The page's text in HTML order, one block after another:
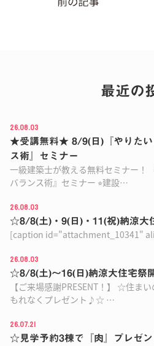
最近の
26.08.03
★受講無料★ 8/9(日)『やりたい
ス術』セミナー
一級建築士が教える無料セミナー！
バランス術』セミナー ⭐︎建設…
26.08.03
☆8/8(土)・9(日)・11(祝)納涼大
[caption id="attachment_10341"
26.08.03
☆8/8(土)〜16(日)納涼大住宅祭
【ご来場感謝PRESENT！】 ☆住ま
もれなくプレゼント♪☆ …
26.07.21
☆見学予約3棟で『肉』プレゼ